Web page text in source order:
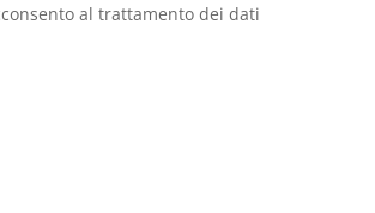
al trattamento dei dati